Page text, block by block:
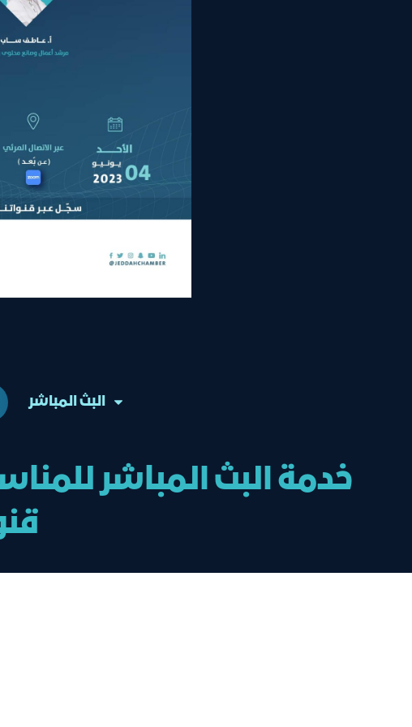
البث المباشر
خدمة البث المباشر